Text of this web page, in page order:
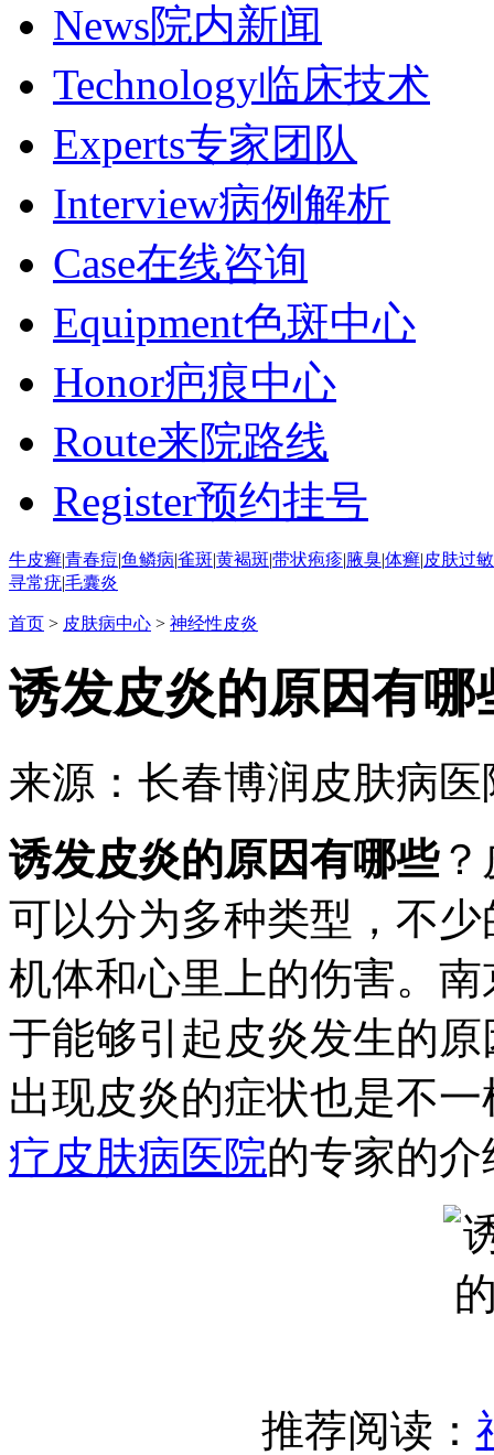
News院内新闻
Technology临床技术
Experts专家团队
Interview病例解析
Case在线咨询
Equipment色斑中心
Honor疤痕中心
Route来院路线
Register预约挂号
牛皮癣|青春痘|鱼鳞病|雀斑|黄褐斑|带状疱疹|腋臭|体癣|皮肤过敏
寻常疣|毛囊炎
首页 > 皮肤病中心 > 神经性皮炎
诱发皮炎的原因有哪
来源：长春博润皮肤病医
诱发皮炎的原因有哪些？
可以分为多种类型，不
机体和心里上的伤害。
于能够引起皮炎发生的
出现皮炎的症状也是不
疗皮肤病医院的专家的介
推荐阅读：